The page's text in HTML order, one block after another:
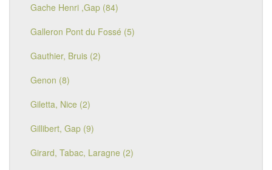
Gache Henri ,Gap (84)
Galleron Pont du Fossé (5)
Gauthier, Bruis (2)
Genon (8)
Giletta, Nice (2)
Gillibert, Gap (9)
Girard, Tabac, Laragne (2)